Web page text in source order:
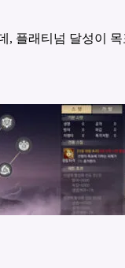
, 플래티넘 달성이